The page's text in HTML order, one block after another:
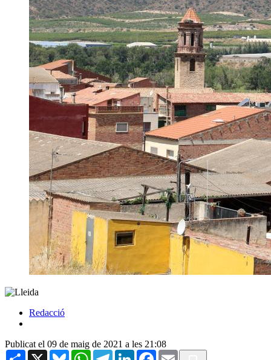
Redacció
Publicat el 09 de maig de 2021 a les 21:08
Share X BlueskyWhatsAppTelegramLinkedInFacebook
Email